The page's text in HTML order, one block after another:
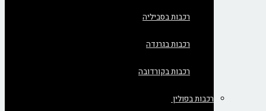
רכבות בסביליה
רכבות בגרנדה
רכבות בקורדובה
רכבות בפולין